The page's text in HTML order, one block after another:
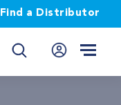
Find a Distributor